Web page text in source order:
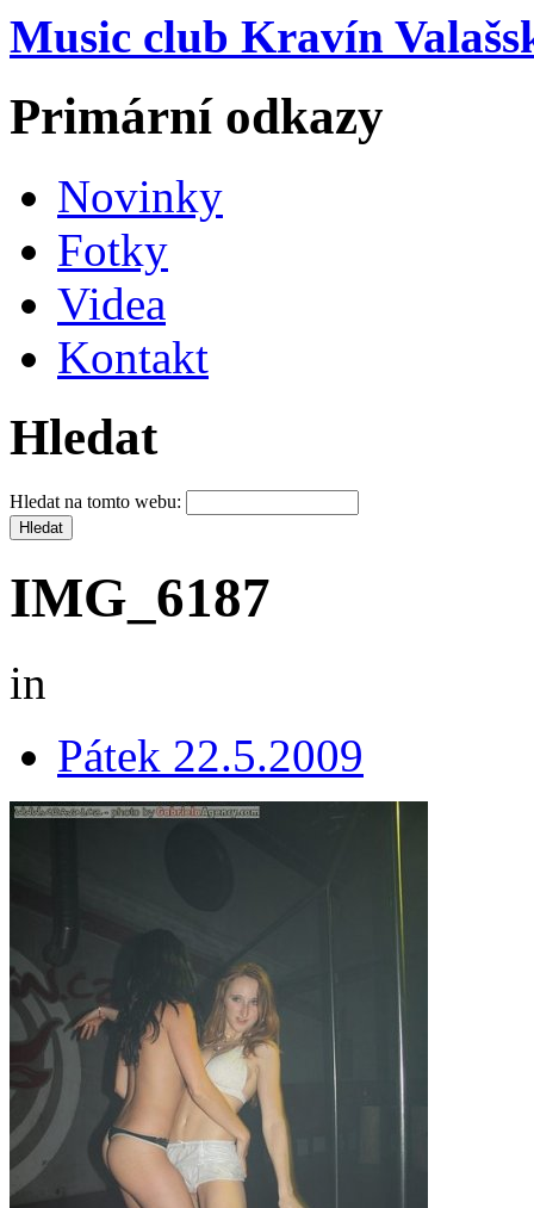
Music club Kravín
Primární odkazy
Novinky
Fotky
Videa
Kontakt
Hledat
Hledat na tomto webu:
IMG_6187
in
Pátek 22.5.2009